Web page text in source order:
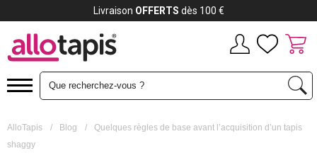
AlloTapis / Blog /
Quelques règles de base avant l’acquisition d’un tapis
shaggy
Livraison OFFERTS dès 100 €